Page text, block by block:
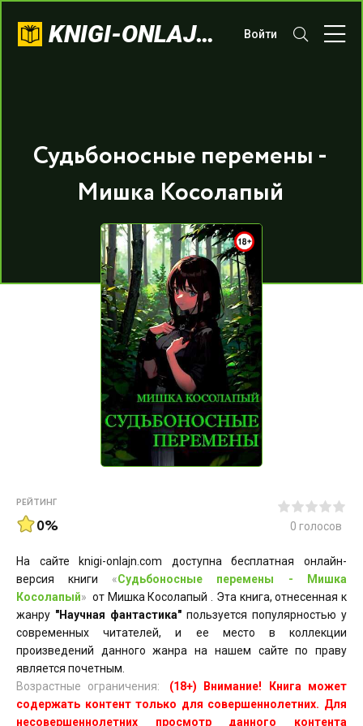
KNIGI-ONLAJN.COM Войти
Судьбоносные перемены -
Мишка Косолапый
РЕЙТИНГ
0% 0 голосов
На сайте knigi-onlajn.com доступна бесплатная онлайн-
версия книги «Судьбоносные перемены - Мишка
Косолапый» от Мишка Косолапый . Эта книга, отнесенная к
жанру "Научная фантастика" пользуется популярностью у
современных читателей, и ее место в коллекции
произведений данного жанра на нашем сайте по праву
является почетным.
Возрастные ограничения:
(18+) Внимание! Книга может
содержать контент только для совершеннолетних. Для
несовершеннолетних просмотр данного контента